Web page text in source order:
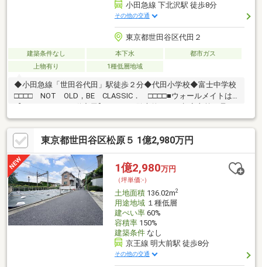
小田急線 下北沢駅 徒歩8分
その他の交通
東京都世田谷区代田２
建築条件なし 本下水
都市ガス
上物有り
1種低層地域
◆小田急線「世田谷代田」駅徒歩２分◆代田小学校◆富士中学校
□□□□ NOT OLD，BE CLASSIC． □□□□■ウォールメイトは
事をお約束いたします。■城南エリアに特化した情報網を駆使
し、最良の不動産をご提案。■住宅ローンシュミレーション無料
相談会 毎日随時開催中。■ウォールメイトオリジナルの住宅購
入・住替え等について分かりやすく解説したガイドブックをご希
望者様に【無料プレゼント】～弊社ホームページ～
https://wallmate.co.jp/～
東京都世田谷区松原５ 1億2,980万円
1億2,980万円
（坪単価:-）
土地面積136.02m2
用途地域１種低層
建ぺい率60%
容積率150%
建築条件なし
京王線 明大前駅 徒歩8分
その他の交通